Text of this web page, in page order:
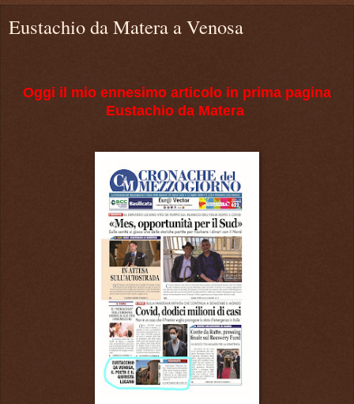
Eustachio da Matera a Venosa
Oggi il mio ennesimo articolo in prima pagina
Eustachio da Matera